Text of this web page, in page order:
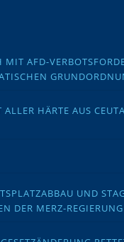
AFD-
HÄRTE AUS
UND
DER MERZ-REGIERUNG